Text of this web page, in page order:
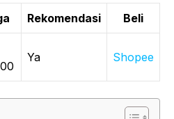
Rekomendasi Beli
Ya Shopee